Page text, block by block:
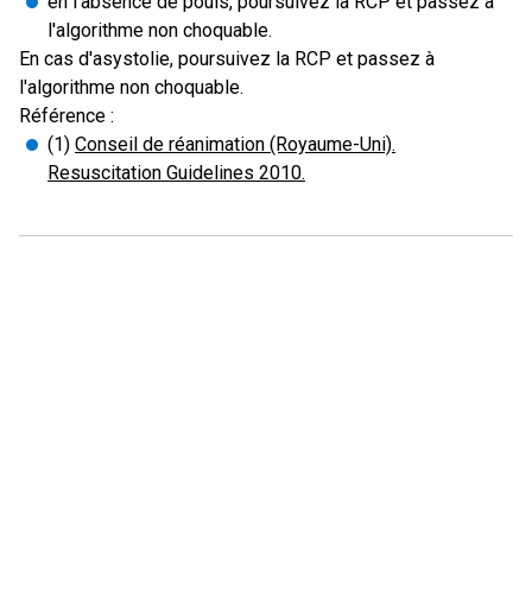
l'algorithme non choquable.
En cas d'asystolie, poursuivez la RCP et passez à
l'algorithme non choquable.
Référence :
(1) Conseil de réanimation (Royaume-Uni).
Resuscitation Guidelines 2010.